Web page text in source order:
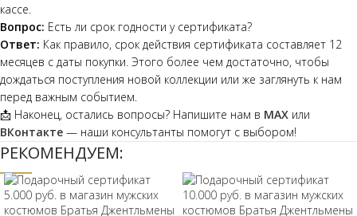
кассе.
Вопрос: Есть ли срок годности у сертификата?
Ответ: Как правило, срок действия сертификата составляет 12
месяцев с даты покупки. Этого более чем достаточно, чтобы
дождаться поступления новой коллекции или же заглянуть к нам
перед важным событием.
📩 Наконец, остались вопросы? Напишите нам в MAX или
ВКонтакте — наши консультанты помогут с выбором!
РЕКОМЕНДУЕМ: